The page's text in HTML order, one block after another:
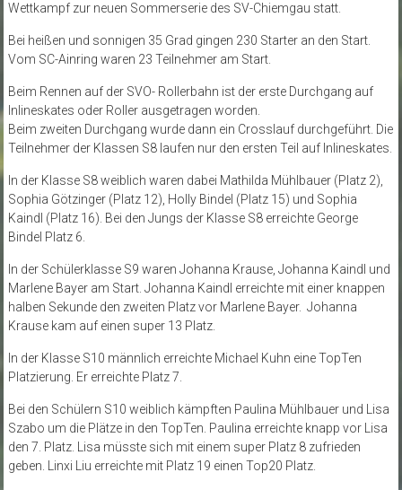
Wettkampf zur neuen Sommerserie des SV-Chiemgau statt.
Bei heißen und sonnigen 35 Grad gingen 230 Starter an den Start.
Vom SC-Ainring waren 23 Teilnehmer am Start.
Beim Rennen auf der SVO- Rollerbahn ist der erste Durchgang auf
Inlineskates oder Roller ausgetragen worden.
Beim zweiten Durchgang wurde dann ein Crosslauf durchgeführt. Die
Teilnehmer der Klassen S8 laufen nur den ersten Teil auf Inlineskates.
In der Klasse S8 weiblich waren dabei Mathilda Mühlbauer (Platz 2),
Sophia Götzinger (Platz 12), Holly Bindel (Platz 15) und Sophia
Kaindl (Platz 16). Bei den Jungs der Klasse S8 erreichte George
Bindel Platz 6.
In der Schülerklasse S9 waren Johanna Krause, Johanna Kaindl und
Marlene Bayer am Start. Johanna Kaindl erreichte mit einer knappen
halben Sekunde den zweiten Platz vor Marlene Bayer. Johanna
Krause kam auf einen super 13 Platz.
In der Klasse S10 männlich erreichte Michael Kuhn eine TopTen
Platzierung. Er erreichte Platz 7.
Bei den Schülern S10 weiblich kämpften Paulina Mühlbauer und Lisa
Szabo um die Plätze in den TopTen. Paulina erreichte knapp vor Lisa
den 7. Platz. Lisa müsste sich mit einem super Platz 8 zufrieden
geben. Linxi Liu erreichte mit Platz 19 einen Top20 Platz.